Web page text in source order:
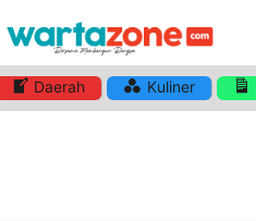
Daerah Kuliner